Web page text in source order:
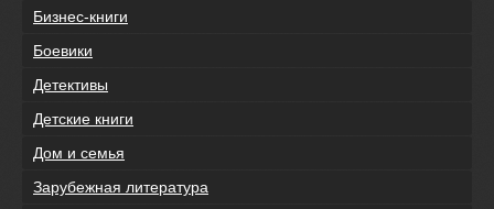
Бизнес-книги
Боевики
Детективы
Детские книги
Дом и семья
Зарубежная литература